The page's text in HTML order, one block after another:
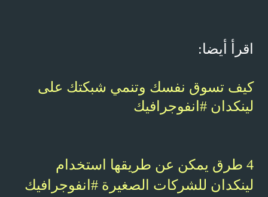
اقرأ أيضا:
كيف تسوق نفسك وتنمي شبكتك على
لينكدان #انفوجرافيك
4 طرق يمكن عن طريقها استخدام
لينكدان للشركات الصغيرة #انفوجرافيك